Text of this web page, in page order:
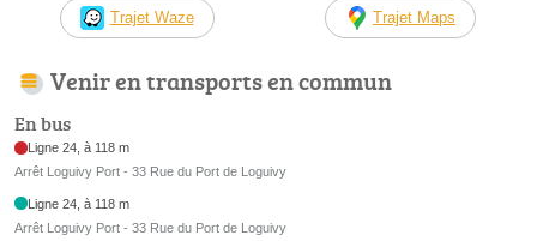
Trajet Waze Trajet Maps
Venir en transports en commun
En bus
Ligne 24, à 118 m
Arrêt Loguivy Port - 33 Rue du Port de Loguivy
Ligne 24, à 118 m
Arrêt Loguivy Port - 33 Rue du Port de Loguivy